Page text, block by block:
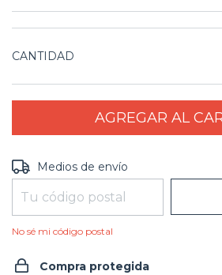
CANTIDAD
Entregas para el CP:
Medios de envío
No sé mi código postal
Compra protegida